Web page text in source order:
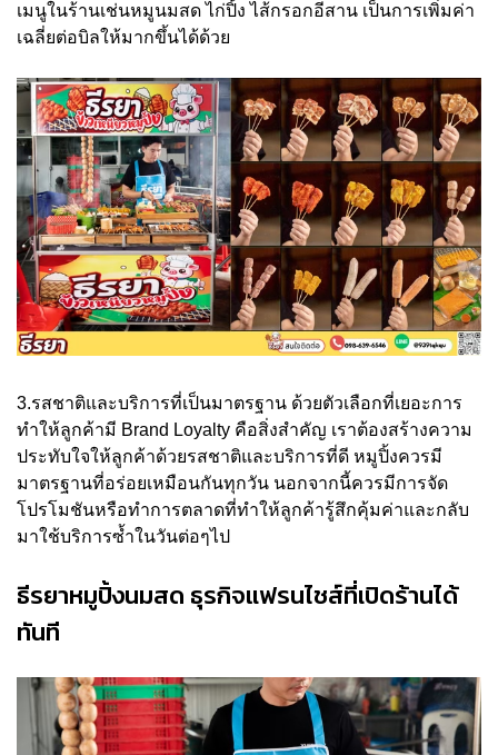
เมนูในร้านเช่นหมูนมสด ไก่ปิ้ง ไส้กรอกอีสาน เป็นการเพิ่มค่า
เฉลี่ยต่อบิลให้มากขึ้นได้ด้วย
3.รสชาติและบริการที่เป็นมาตรฐาน ด้วยตัวเลือกที่เยอะการ
ทำให้ลูกค้ามี Brand Loyalty คือสิ่งสำคัญ เราต้องสร้างความ
ประทับใจให้ลูกค้าด้วยรสชาติและบริการที่ดี หมูปิ้งควรมี
มาตรฐานที่อร่อยเหมือนกันทุกวัน นอกจากนี้ควรมีการจัด
โปรโมชันหรือทำการตลาดที่ทำให้ลูกค้ารู้สึกคุ้มค่าและกลับ
มาใช้บริการซ้ำในวันต่อๆไป
ธีรยาหมูปิ้งนมสด ธุรกิจแฟรนไชส์ที่เปิดร้านได้
ทันที